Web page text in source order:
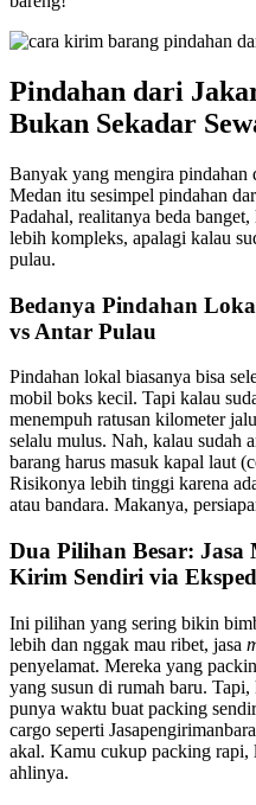
Pindahan dari
Bukan Sekadar
Banyak yang mengira pindahan
Medan itu sesimpel pindahan
Padahal, realitanya beda
lebih kompleks, apalagi kalau
pulau.
Bedanya Pindahan
vs Antar Pulau
Pindahan lokal biasanya bisa
mobil boks kecil. Tapi kalau
menempuh ratusan kilometer
selalu mulus. Nah, kalau sudah
barang harus masuk kapal laut
Risikonya lebih tinggi karena
atau bandara. Makanya,
Dua Pilihan Besar:
Kirim Sendiri via
Ini pilihan yang sering bikin
lebih dan nggak mau ribet, jasa
penyelamat. Mereka yang
yang susun di rumah baru.
punya waktu buat packing
cargo seperti
akal. Kamu cukup packing rapi,
ahlinya.